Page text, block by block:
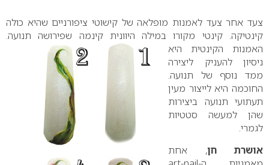
צעד אחר צעד לאמנות מופלאה של קישוטי ציפורניים שהיא כולה
קינטיקה. קינטי מקורו במילה היווניתקינמה שפירושה תנועה.
האמנות הקינטית היא
ניסיון להעניק ליצירה
ממד נוסף של תנועה.
החוכמה היא לייצור מעין
תעתועי תנועה ביצירות
שהן למעשה סטטיות
לגמרי.
אושרת חן, אחת